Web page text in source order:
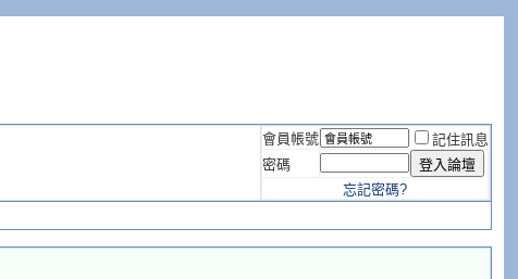
會員帳號
記住訊息
密碼
忘記密碼?